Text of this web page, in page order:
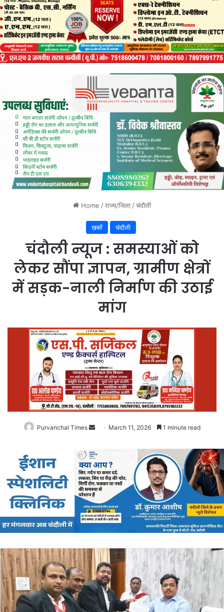
Home /राज्य/जिला/चंदौली
ख़बरें चंदौली
चंदौली न्यूज : समस्याओं को
लेकर सौंपा ज्ञापन, ग्रामीण क्षेत्रों
में सड़क-नाली निर्माण की उठाई
मांग
Purvanchal Times
Send
email
March 11, 2026 1 minute read